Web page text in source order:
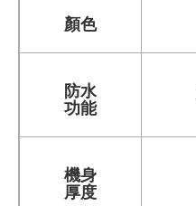
顏色
防水
功能
機身
厚度